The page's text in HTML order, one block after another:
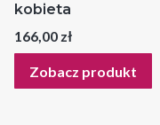
kobieta
Cena
166,00 zł
Zobacz produkt